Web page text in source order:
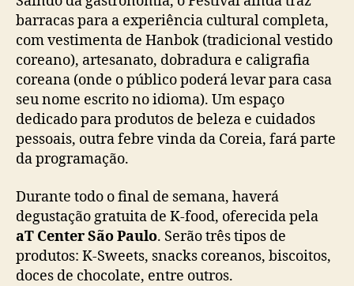
barracas para a experiência cultural completa,
com vestimenta de Hanbok (tradicional vestido
coreano), artesanato, dobradura e caligrafia
coreana (onde o público poderá levar para casa
seu nome escrito no idioma). Um espaço
dedicado para produtos de beleza e cuidados
pessoais, outra febre vinda da Coreia, fará parte
da programação.
Durante todo o final de semana, haverá
degustação gratuita de K-food, oferecida pela
aT Center São Paulo. Serão três tipos de
produtos: K-Sweets, snacks coreanos, biscoitos,
doces de chocolate, entre outros.